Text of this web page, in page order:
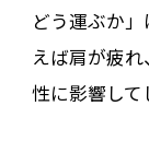
どう運ぶか
えば肩が疲
性に影響して